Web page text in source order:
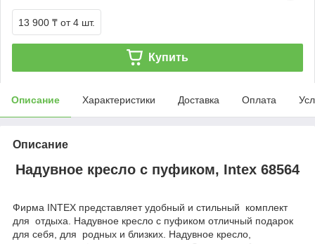
13 900 ₸ от 4 шт.
Купить
Описание Характеристики Доставка Оплата
Описание
Надувное кресло с пуфиком, Intex 68564
Фирма INTEX представляет удобный и стильный комплект
для отдыха. Надувное кресло с пуфиком отличный подарок
для себя, для родных и близких. Надувное кресло,